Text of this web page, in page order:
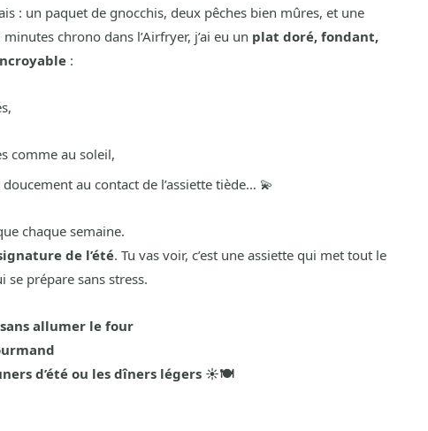
: un paquet de gnocchis, deux pêches bien mûres, et une
chrono dans l’Airfryer, j’ai eu un plat doré, fondant,
:
comme au soleil,
au contact de l’assiette tiède… 💫
chaque semaine.
de l’été. Tu vas voir, c’est une assiette qui met tout le
se prépare sans stress.
allumer le four
d’été ou les dîners légers ☀️🍽️